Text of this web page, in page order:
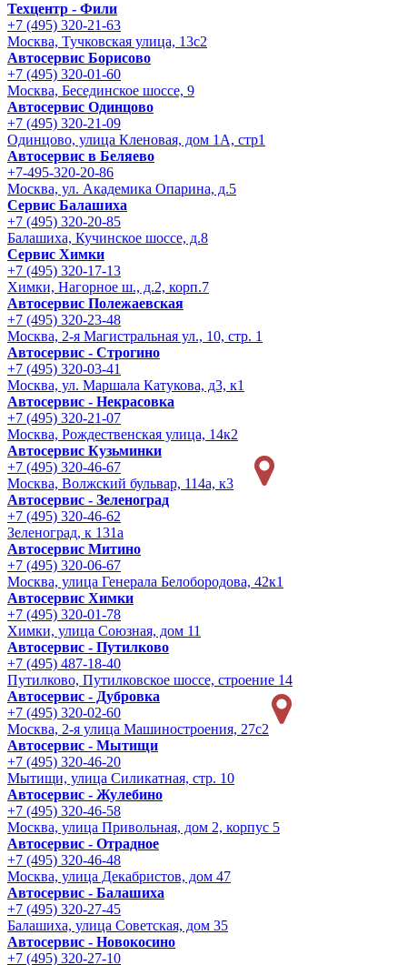
Техцентр - Фили
+7 (495) 320-21-63
Москва, Тучковская улица, 13с2
Автосервис Борисово
+7 (495) 320-01-60
Москва, Бесединское шоссе, 9
Автосервис Одинцово
+7 (495) 320-21-09
Одинцово, улица Кленовая, дом 1А, стр1
Автосервис в Беляево
+7-495-320-20-86
Москва, ул. Академика Опарина, д.5
Сервис Балашиха
+7 (495) 320-20-85
Балашиха, Кучинское шоссе, д.8
Сервис Химки
+7 (495) 320-17-13
Химки, Нагорное ш., д.2, корп.7
Автосервис Полежаевская
+7 (495) 320-23-48
Москва, 2-я Магистральная ул., 10, стр. 1
Автосервис - Строгино
+7 (495) 320-03-41
Москва, ул. Маршала Катукова, д3, к1
Автосервис - Некрасовка
+7 (495) 320-21-07
Москва, Рождественская улица, 14к2
Автосервис Кузьминки
+7 (495) 320-46-67
Москва, Волжский бульвар, 114а, к3
Автосервис - Зеленоград
+7 (495) 320-46-62
Зеленоград, к 131а
Автосервис Митино
+7 (495) 320-06-67
Москва, улица Генерала Белобородова, 42к1
Автосервис Химки
+7 (495) 320-01-78
Химки, улица Союзная, дом 11
Автосервис - Путилково
+7 (495) 487-18-40
Путилково, Путилковское шоссе, строение 14
Автосервис - Дубровка
+7 (495) 320-02-60
Москва, 2-я улица Машиностроения, 27с2
Автосервис - Мытищи
+7 (495) 320-46-20
Мытищи, улица Силикатная, стр. 10
Автосервис - Жулебино
+7 (495) 320-46-58
Москва, улица Привольная, дом 2, корпус 5
Автосервис - Отрадное
+7 (495) 320-46-48
Москва, улица Декабристов, дом 47
Автосервис - Балашиха
+7 (495) 320-27-45
Балашиха, улица Советская, дом 35
Автосервис - Новокосино
+7 (495) 320-27-10